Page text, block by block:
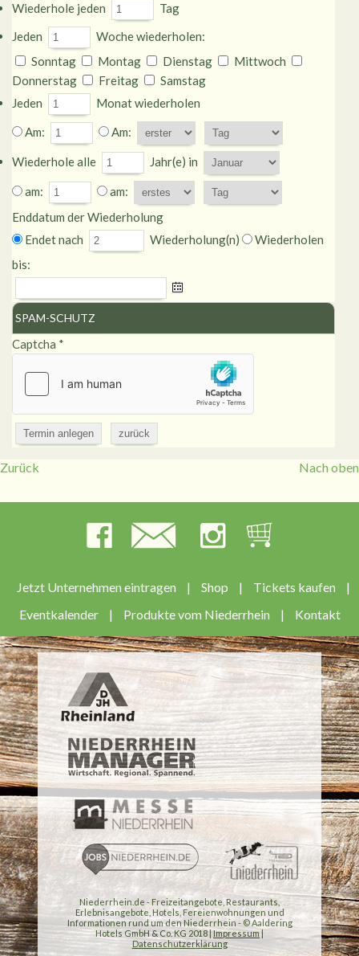
Wiederhole jeden
Tag
Jeden
Woche wiederholen:
Sonntag
Montag Dienstag
Mittwoch
Donnerstag
Freitag
Samstag
Jeden
Monat wiederholen
Am:
Am:
Wiederhole alle Jahr(e) in
am:
am:
Enddatum der Wiederholung
Endet nach
Wiederholung(n)
Wiederholen
bis:
SPAM-SCHUTZ
Captcha *
Zurück Nach oben
Jetzt Unternehmen eintragen | Shop | Tickets kaufen
|
Eventkalender
| Produkte vom Niederrhein | Kontakt
Niederrhein.de - Freizeitangebote, Restaurants,
Erlebnisangebote, Hotels, Fereienwohnungen und
Informationen rund um den Niederrhein - © Aaldering
Hotels GmbH & Co. KG 2018 |Impressum |
Datenschutzerklärung